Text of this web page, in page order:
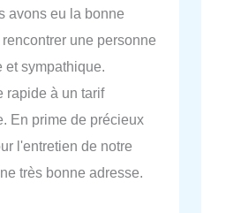
avons eu la bonne
une personne
et sympathique.
rapide à un tarif
En prime de précieux
l'entretien de notre
très bonne adresse.